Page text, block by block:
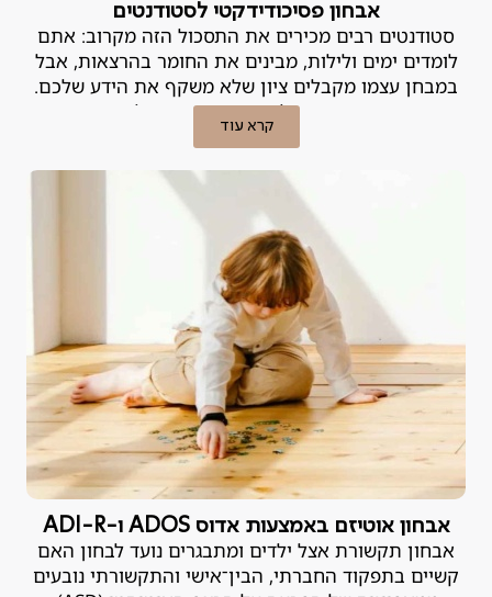
אבחון פסיכודידקטי לסטודנטים
סטודנטים רבים מכירים את התסכול הזה מקרוב: אתם
לומדים ימים ולילות, מבינים את החומר בהרצאות, אבל
במבחן עצמו מקבלים ציון שלא משקף את הידע שלכם.
הפער הזה, בין האינטליגנציה וההשקעה לבין התוצאות
בשטח, הוא נורה אדומה. במקרים רבים, לא מדובר ב"חוסר
אבחון פסיכודידקטי הוא הכלי המקצועי שנועד לאתר את
הבעיה ולמצוא לה פתרון.
קרא עוד
אבחון אוטיזם באמצעות אדוס ADOS ו-ADI-R
אבחון תקשורת אצל ילדים ומתבגרים נועד לבחון האם
קשיים בתפקוד החברתי, הבין־אישי והתקשורתי נובעים